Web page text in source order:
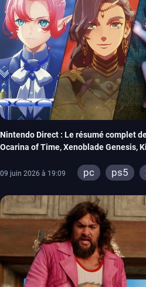
Nintendo Direct : Le résumé complet
Ocarina of Time, Xenoblade Genesis,
09 juin 2026 à 19:09 pc ps5
xbox one
xbox 360